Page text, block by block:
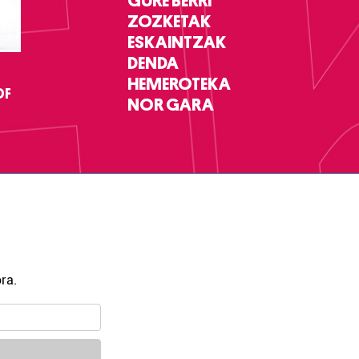
ZOZKETAK
ESKAINTZAK
DENDA
HEMEROTEKA
NOR GARA